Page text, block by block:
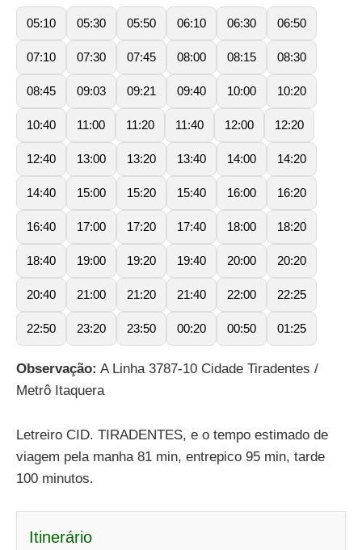
05:10 05:30 05:50 06:10 06:30 06:50
07:10 07:30 07:45 08:00 08:15 08:30
08:45 09:03 09:21 09:40 10:00 10:20
10:40 11:00 11:20 11:40 12:00 12:20
12:40 13:00 13:20 13:40 14:00 14:20
14:40 15:00 15:20 15:40 16:00 16:20
16:40 17:00 17:20 17:40 18:00 18:20
18:40 19:00 19:20 19:40 20:00 20:20
20:40 21:00 21:20 21:40 22:00 22:25
22:50 23:20 23:50 00:20 00:50 01:25
Observação: A Linha 3787-10 Cidade Tiradentes /
Metrô Itaquera
Letreiro CID. TIRADENTES, e o tempo estimado de
viagem pela manha 81 min, entrepico 95 min, tarde
100 minutos.
Itinerário